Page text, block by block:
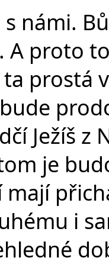
námi.
A proto
prostá
Ježíš z
je
i